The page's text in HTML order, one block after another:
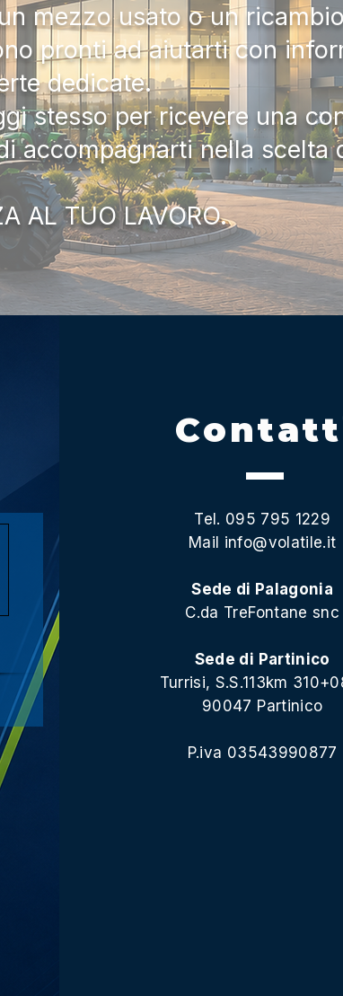
mezzo usato o un
pronti ad aiutarti con
dedicate.
stesso per ricevere una
accompagnarti nella scelta
AL TUO LAVORO.
Tel. 095 795 1229
Mail info@volatile.it
Sede di Palagonia
C.da TreFontane snc
Sede di Partinico
Turrisi, S.S.113km
90047 Partinico
P.iva 03543990877